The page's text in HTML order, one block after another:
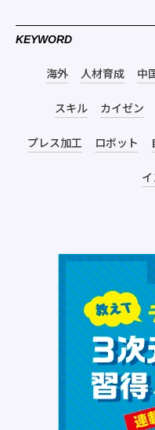
KEYWORD
海外 人材育成 中
スキル カイゼン
プレス加工 ロボット
イ